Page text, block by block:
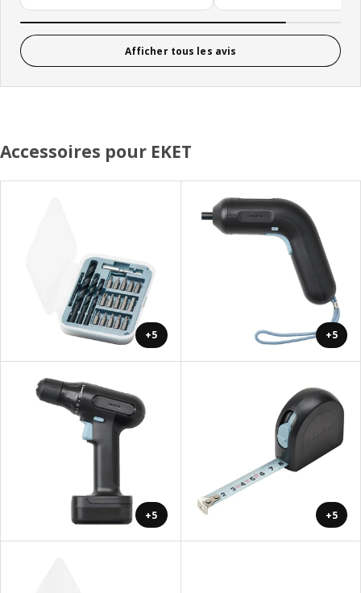
Afficher tous les avis
Accessoires pour EKET
+5 +5
+5 +5